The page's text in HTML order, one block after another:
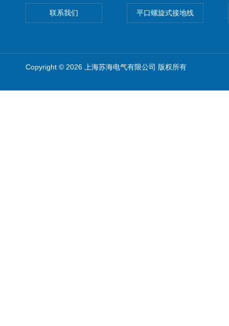
联系我们 平口螺旋式接地线
Copyright © 2026 上海苏海电气有限公司 版权所有